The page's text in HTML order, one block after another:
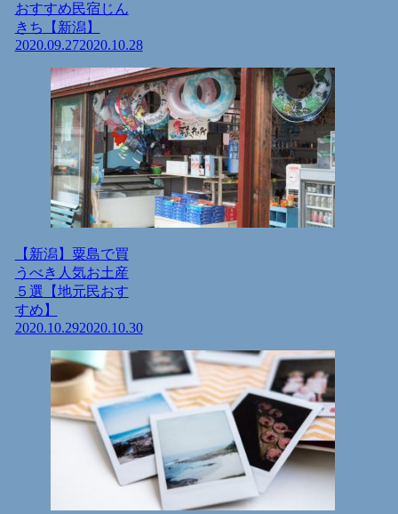
おすすめ民宿じん
きち【新潟】
2020.09.272020.10.28
【新潟】粟島で買
うべき人気お土産
５選【地元民おす
すめ】
2020.10.292020.10.30